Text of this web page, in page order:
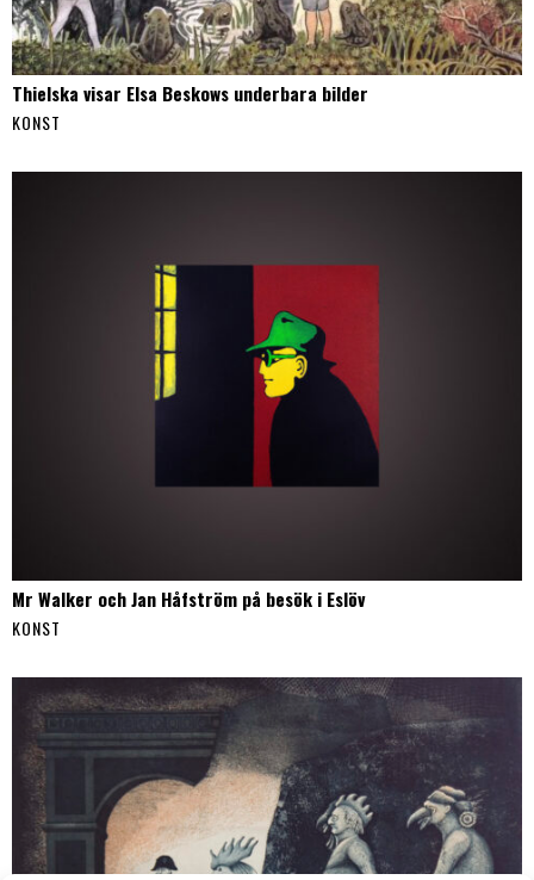
Thielska visar Elsa Beskows underbara bilder
KONST
Mr Walker och Jan Håfström på besök i Eslöv
KONST